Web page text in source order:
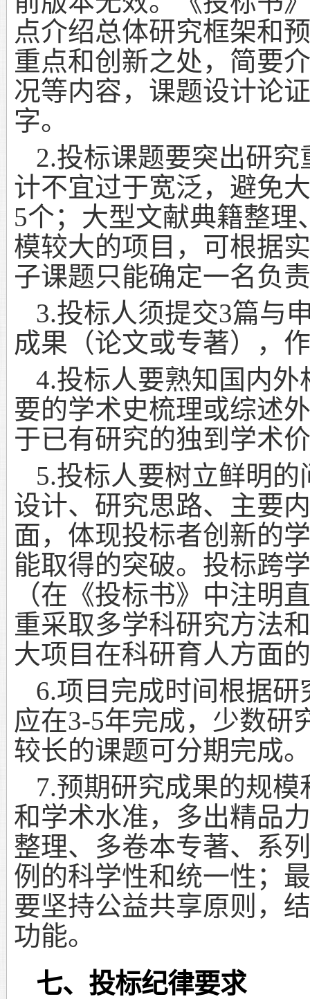
点介绍总体研究框架和
重点和创新之处，简要
况等内容，课题设计论
字。
2.投标课题要突出研
计不宜过于宽泛，避免
5个；大型文献典籍整理
模较大的项目，可根据
子课题只能确定一名负
3.投标人须提交3篇与
成果（论文或专著），
4.投标人要熟知国内
要的学术史梳理或综述
于已有研究的独到学术
5.投标人要树立鲜明
设计、研究思路、主要
面，体现投标者创新的
能取得的突破。投标跨
（在《投标书》中注明
重采取多学科研究方法
大项目在科研育人方面
6.项目完成时间根据
应在3-5年完成，少数研
较长的课题可分期完成。
7.预期研究成果的规
和学术水准，多出精品
整理、多卷本专著、系
例的科学性和统一性；
要坚持公益共享原则，
功能。
七、投标纪律要求